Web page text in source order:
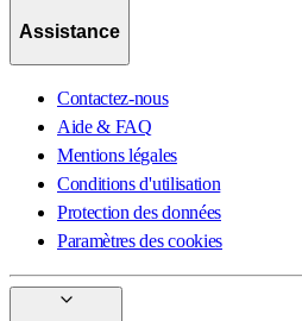
Assistance
Contactez-nous
Aide & FAQ
Mentions légales
Conditions d'utilisation
Protection des données
Paramètres des cookies